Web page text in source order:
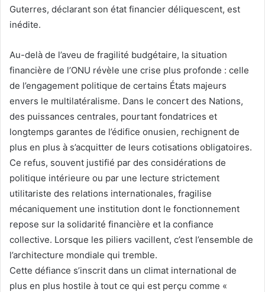
Guterres, déclarant son état financier déliquescent, est
inédite.
Au-delà de l’aveu de fragilité budgétaire, la situation
financière de l’ONU révèle une crise plus profonde : celle
de l’engagement politique de certains États majeurs
envers le multilatéralisme. Dans le concert des Nations,
des puissances centrales, pourtant fondatrices et
longtemps garantes de l’édifice onusien, rechignent de
plus en plus à s’acquitter de leurs cotisations obligatoires.
Ce refus, souvent justifié par des considérations de
politique intérieure ou par une lecture strictement
utilitariste des relations internationales, fragilise
mécaniquement une institution dont le fonctionnement
repose sur la solidarité financière et la confiance
collective. Lorsque les piliers vacillent, c’est l’ensemble de
l’architecture mondiale qui tremble.
Cette défiance s’inscrit dans un climat international de
plus en plus hostile à tout ce qui est perçu comme «